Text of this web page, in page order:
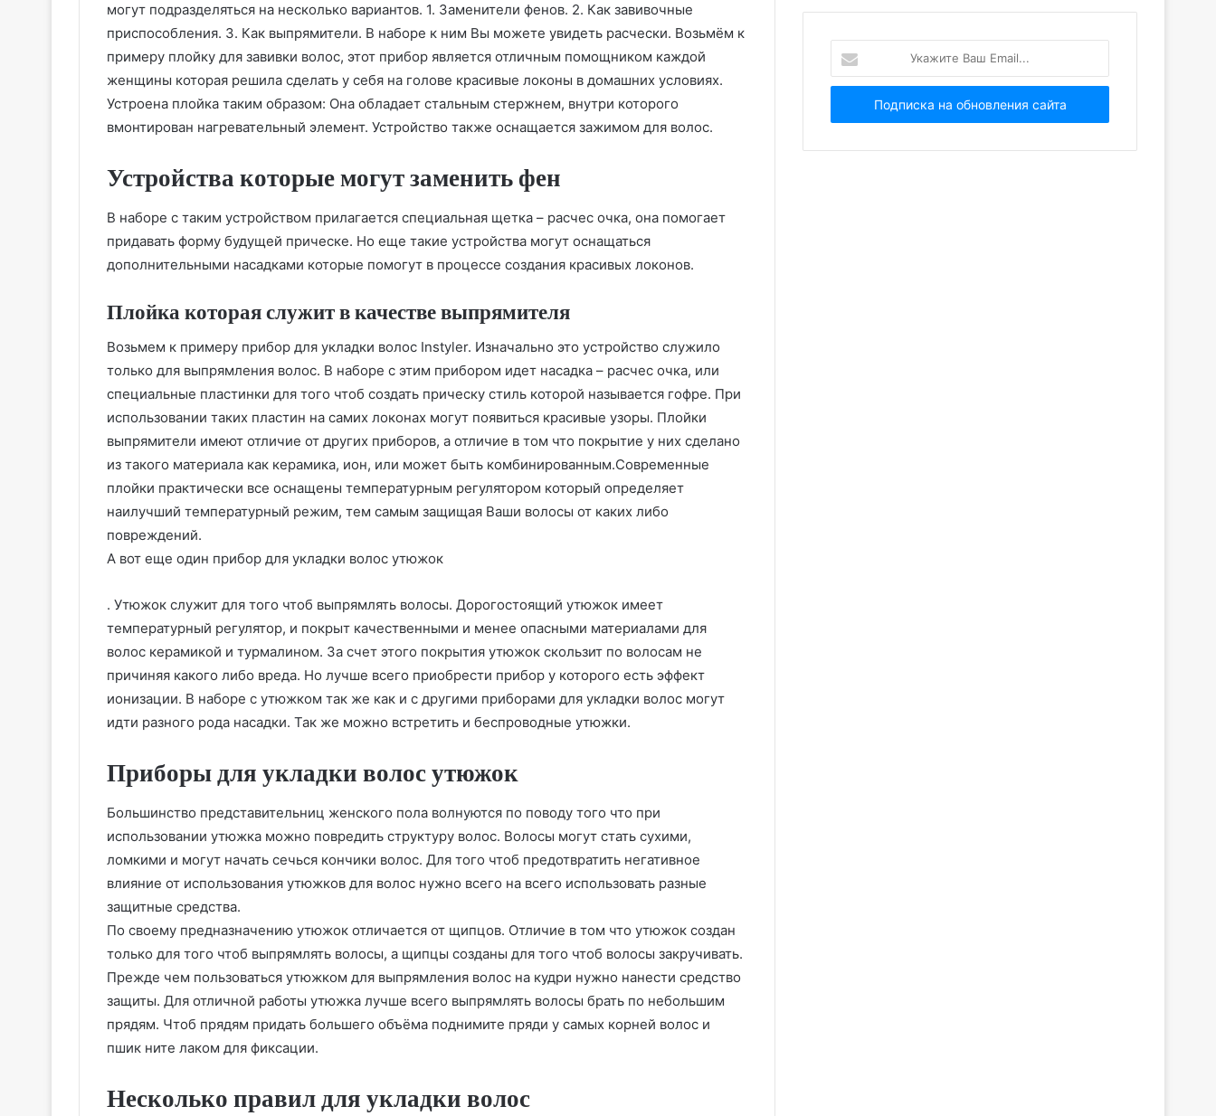
могут подразделяться на несколько вариантов. 1. Заменители фенов. 2. Как завивочные
приспособления. 3. Как выпрямители. В наборе к ним Вы можете увидеть расчески. Возьмём к
примеру плойку для завивки волос, этот прибор является отличным помощником каждой
женщины которая решила сделать у себя на голове красивые локоны в домашних условиях.
Устроена плойка таким образом: Она обладает стальным стержнем, внутри которого
вмонтирован нагревательный элемент. Устройство также оснащается зажимом для волос.
Устройства которые могут заменить фен
В наборе с таким устройством прилагается специальная щетка – расчес очка, она помогает
придавать форму будущей прическе. Но еще такие устройства могут оснащаться
дополнительными насадками которые помогут в процессе создания красивых локонов.
Плойка которая служит в качестве выпрямителя
Возьмем к примеру прибор для укладки волос Instyler. Изначально это устройство служило
только для выпрямления волос. В наборе с этим прибором идет насадка – расчес очка, или
специальные пластинки для того чтоб создать прическу стиль которой называется гофре. При
использовании таких пластин на самих локонах могут появиться красивые узоры. Плойки
выпрямители имеют отличие от других приборов, а отличие в том что покрытие у них сделано
из такого материала как керамика, ион, или может быть комбинированным.Современные
плойки практически все оснащены температурным регулятором который определяет
наилучший температурный режим, тем самым защищая Ваши волосы от каких либо
повреждений.
А вот еще один прибор для укладки волос утюжок
. Утюжок служит для того чтоб выпрямлять волосы. Дорогостоящий утюжок имеет
температурный регулятор, и покрыт качественными и менее опасными материалами для
волос керамикой и турмалином. За счет этого покрытия утюжок скользит по волосам не
причиняя какого либо вреда. Но лучше всего приобрести прибор у которого есть эффект
ионизации. В наборе с утюжком так же как и с другими приборами для укладки волос могут
идти разного рода насадки. Так же можно встретить и беспроводные утюжки.
Приборы для укладки волос утюжок
Большинство представительниц женского пола волнуются по поводу того что при
использовании утюжка можно повредить структуру волос. Волосы могут стать сухими,
ломкими и могут начать сечься кончики волос. Для того чтоб предотвратить негативное
влияние от использования утюжков для волос нужно всего на всего использовать разные
защитные средства.
По своему предназначению утюжок отличается от щипцов. Отличие в том что утюжок создан
только для того чтоб выпрямлять волосы, а щипцы созданы для того чтоб волосы закручивать.
Прежде чем пользоваться утюжком для выпрямления волос на кудри нужно нанести средство
защиты. Для отличной работы утюжка лучше всего выпрямлять волосы брать по небольшим
прядям. Чтоб прядям придать большего объёма поднимите пряди у самых корней волос и
пшик ните лаком для фиксации.
Несколько правил для укладки волос
Ваш
Email...